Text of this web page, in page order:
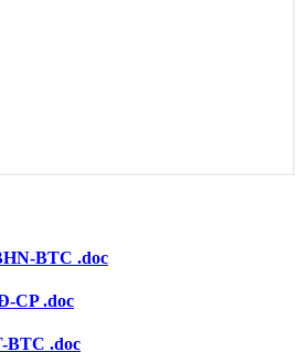
BTC .doc
CP .doc
BTC .doc